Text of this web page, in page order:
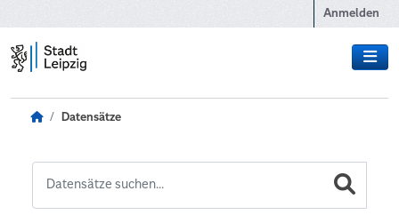
Anmelden
Datensätze